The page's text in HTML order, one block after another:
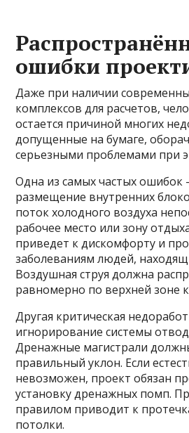
ошибки
Даже при наличии
комплексов для расчетов,
остается причиной многих
допущенные на бумаге,
серьезными проблемами при
Одна из самых частых
размещение внутренних
поток холодного воздуха
рабочее место или зону
приведет к дискомфорту и
заболеваниям людей,
Воздушная струя должна
равномерно по верхней зоне
Другая критическая
игнорирование системы
Дренажные магистрали
правильный уклон. Если
невозможен, проект обязан
установку дренажных помп.
правилом приводит к
потолки.